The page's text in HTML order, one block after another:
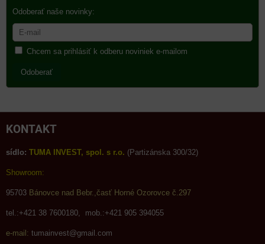
Odoberať naše novinky:
Chcem sa prihlásiť k odberu noviniek e-mailom
Odoberať
KONTAKT
sídlo: TUMA INVEST, spol. s r.o. (Partizánska 300/32)
Showroom:
95703 Bánovce nad Bebr.,časť Horné Ozorovce č.297
tel.:+421 38 7600180, mob.:+421 905 394055
e-mail: tumainvest@gmail.com